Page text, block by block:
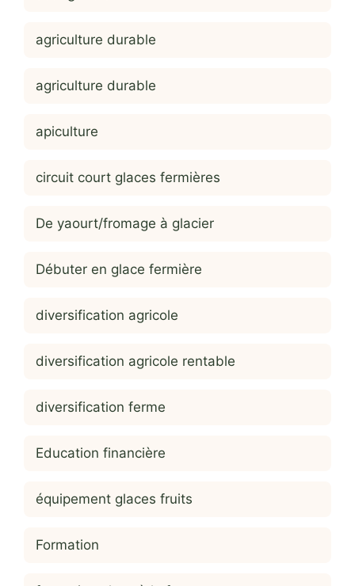
agriculture durable
agriculture durable
apiculture
circuit court glaces fermières
De yaourt/fromage à glacier
Débuter en glace fermière
diversification agricole
diversification agricole rentable
diversification ferme
Education financière
équipement glaces fruits
Formation